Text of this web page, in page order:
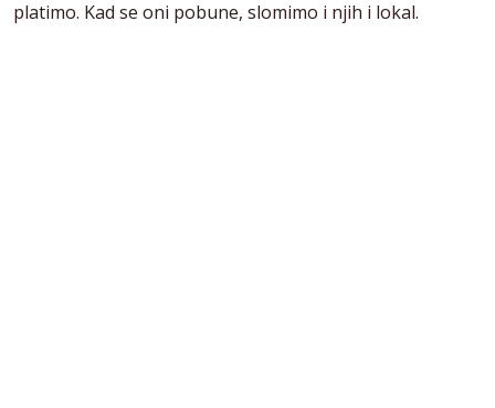
platimo. Kad se oni pobune, slomimo i njih i lokal.